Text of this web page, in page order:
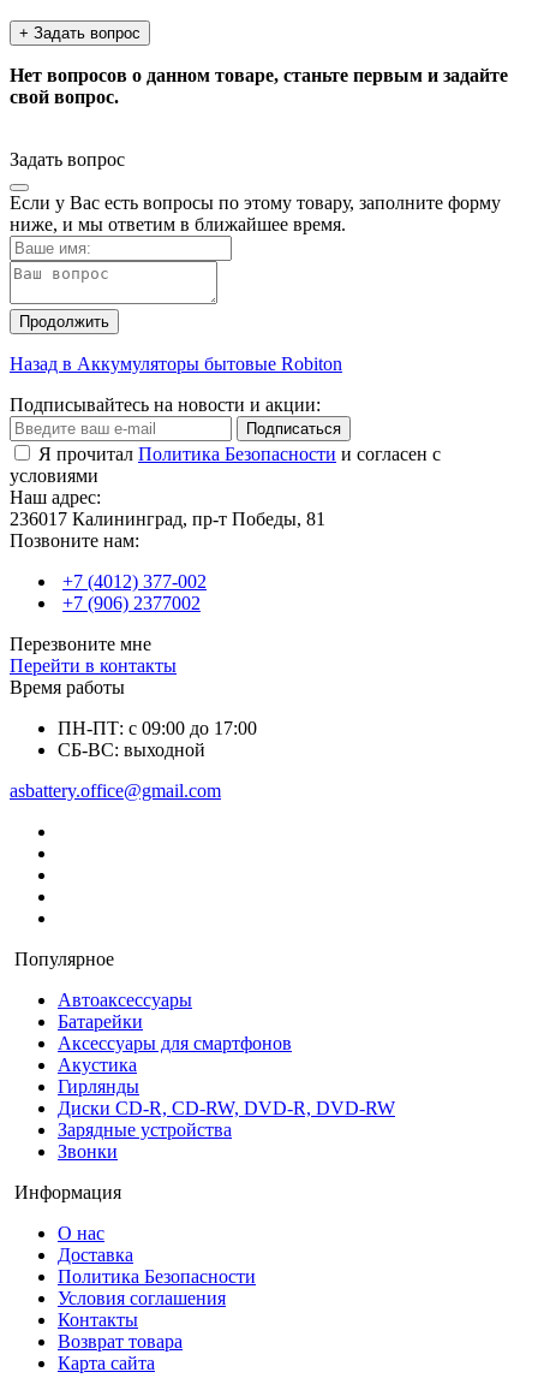
+ Задать вопрос
Нет вопросов о данном товаре, станьте первым и задайте
свой вопрос.
Задать вопрос
Если у Вас есть вопросы по этому товару, заполните форму
ниже, и мы ответим в ближайшее время.
Продолжить
Назад в Аккумуляторы бытовые Robiton
Подписывайтесь на новости и акции:
Подписаться
Я прочитал Политика Безопасности и согласен с
условиями
Наш адрес:
236017 Калининград,​ пр-т Победы, 81
Позвоните нам:
+7 (4012) 377-002
+7 (906) 2377002
Перезвоните мне
Перейти в контакты
Время работы
ПН-ПТ: с 09:00 до 17:00
СБ-ВС: выходной
asbattery.office@gmail.com
Популярное
Автоаксессуары
Батарейки
Аксессуары для смартфонов
Акустика
Гирлянды
Диски CD-R, CD-RW, DVD-R, DVD-RW
Зарядные устройства
Звонки
Информация
О нас
Доставка
Политика Безопасности
Условия соглашения
Контакты
Возврат товара
Карта сайта